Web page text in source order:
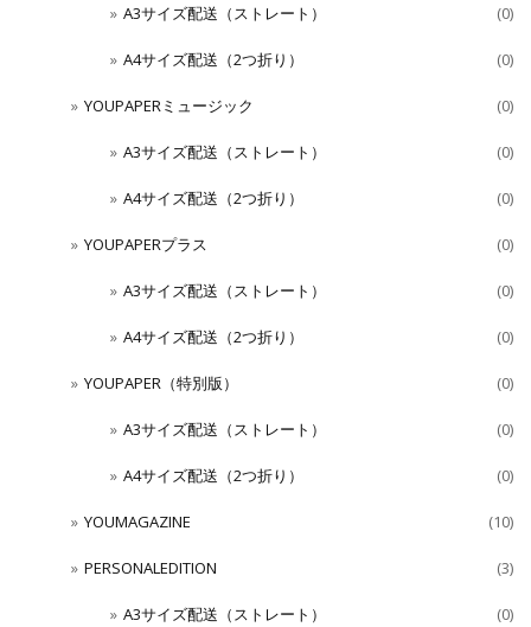
A3サイズ配送（ストレート） (0)
A4サイズ配送（2つ折り） (0)
YOUPAPERミュージック (0)
A3サイズ配送（ストレート） (0)
A4サイズ配送（2つ折り） (0)
YOUPAPERプラス (0)
A3サイズ配送（ストレート） (0)
A4サイズ配送（2つ折り） (0)
YOUPAPER（特別版） (0)
A3サイズ配送（ストレート） (0)
A4サイズ配送（2つ折り） (0)
YOUMAGAZINE (10)
PERSONALEDITION (3)
A3サイズ配送（ストレート） (0)